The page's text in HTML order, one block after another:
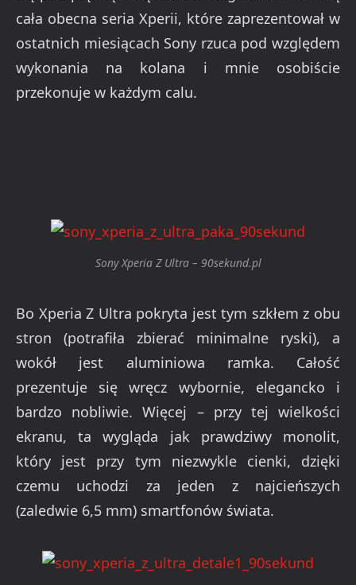
cała obecna seria Xperii, które zaprezentował w
ostatnich miesiącach Sony rzuca pod względem
wykonania na kolana i mnie osobiście
przekonuje w każdym calu.
Sony Xperia Z Ultra – 90sekund.pl
Bo Xperia Z Ultra pokryta jest tym szkłem z obu
stron (potrafiła zbierać minimalne ryski), a
wokół jest aluminiowa ramka. Całość
prezentuje się wręcz wybornie, elegancko i
bardzo nobliwie. Więcej – przy tej wielkości
ekranu, ta wygląda jak prawdziwy monolit,
który jest przy tym niezwykle cienki, dzięki
czemu uchodzi za jeden z najcieńszych
(zaledwie 6,5 mm) smartfonów świata.